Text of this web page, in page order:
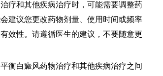
和其他疾病治疗时，可能需要调整药
建议您更改药物剂量、使用时间或频率
效性。请遵循医生的建议，不要随意更
白癜风药物治疗和其他疾病治疗之间